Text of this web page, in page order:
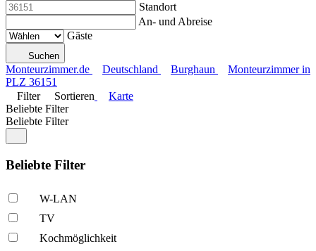
Standort
An- und Abreise
Gäste
Suchen
Monteurzimmer.de Deutschland Burghaun
Monteurzimmer in
PLZ 36151
Filter
Sortieren
Karte
Beliebte Filter
Beliebte Filter
Beliebte Filter
W-LAN
TV
Kochmöglich­keit